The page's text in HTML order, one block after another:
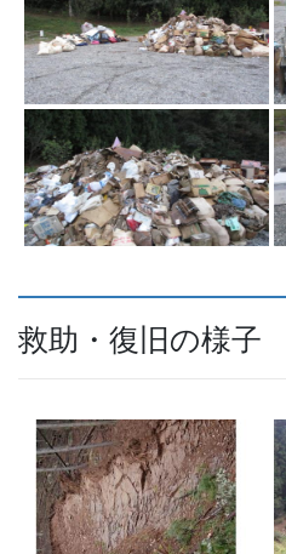
救助・復旧の様子